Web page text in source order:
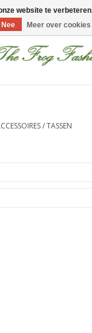
/TASSEN
website te
Nee
Meer over cookies